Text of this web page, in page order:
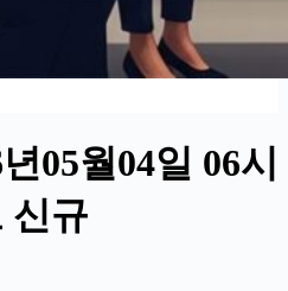
05월04일 06시
신규